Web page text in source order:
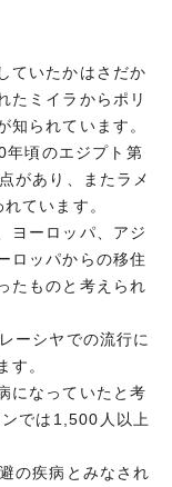
ていたかはさだか
たミイラからポリ
知られています。
年頃のエジプト第
があり、またラメ
ています。
ヨーロッパ、アジ
ロッパからの移住
たものと考えられ
ーシヤでの流行に
す。
になっていたと考
では1,500人以上
の疾病とみなされ